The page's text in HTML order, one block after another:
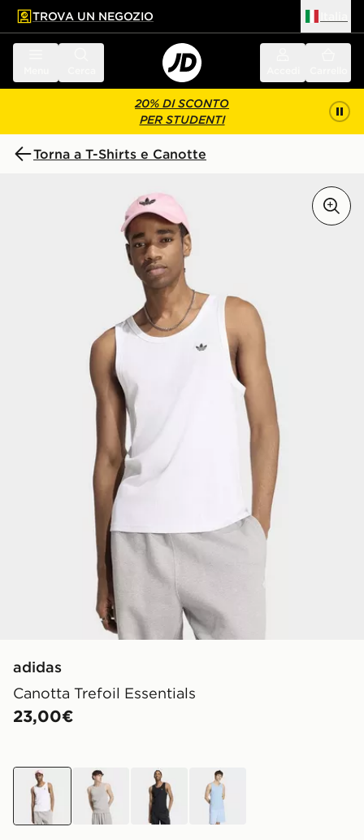
principale
a fondo pagina
TROVA UN NEGOZIO
20% DI SCONTO
PER STUDENTI
Torna a T-Shirts e Canotte
adidas
Canotta Trefoil Essentials
23,00€
Bianco Grigio nero